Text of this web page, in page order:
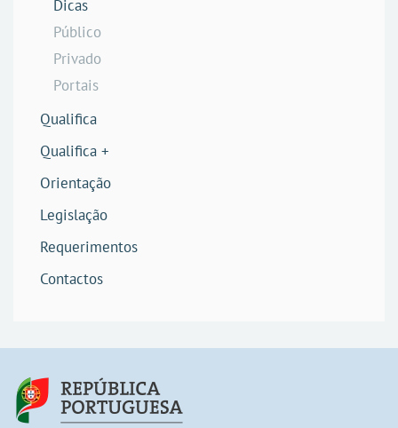
Dicas
Público
Privado
Portais
Qualifica
Qualifica +
Orientação
Legislação
Requerimentos
Contactos